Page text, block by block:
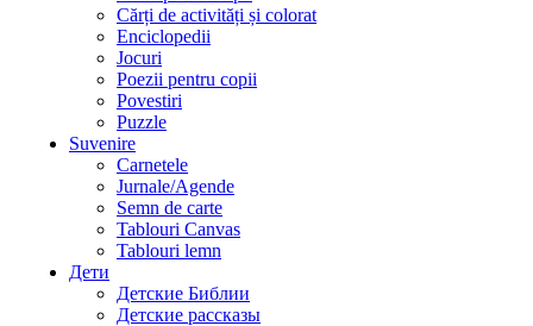
Cărți de activități și colorat
Enciclopedii
Jocuri
Poezii pentru copii
Povestiri
Puzzle
Suvenire
Carnetele
Jurnale/Agende
Semn de carte
Tablouri Canvas
Tablouri lemn
Дети
Детские Библии
Детские рассказы